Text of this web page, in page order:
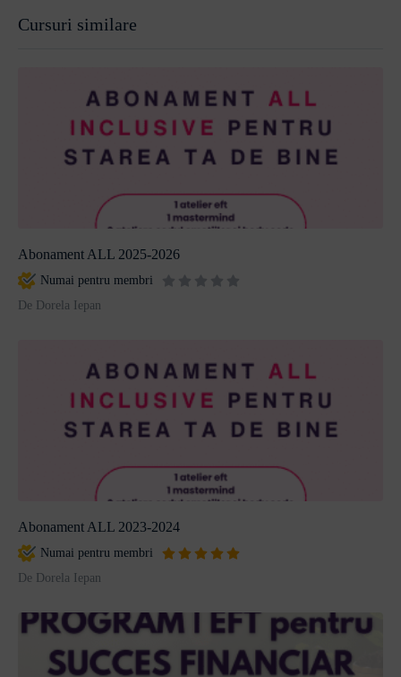
Cursuri similare
Abonament ALL 2025-2026
Numai pentru membri
De Dorela Iepan
Abonament ALL 2023-2024
Numai pentru membri
De Dorela Iepan